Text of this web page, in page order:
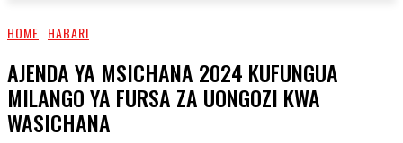
HOME HABARI
AJENDA YA MSICHANA 2024 KUFUNGUA
MILANGO YA FURSA ZA UONGOZI KWA
WASICHANA